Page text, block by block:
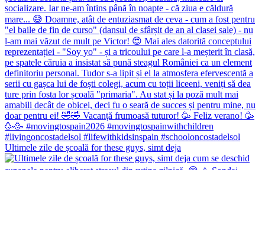
Ultimele zile de școală for these guys, simt deja